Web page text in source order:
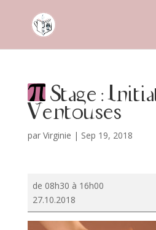
Stage :
Ventouses
par Virginie | Sep 19, 2018
Stage
aux
de 08h30 à 16h00
27.10.2018